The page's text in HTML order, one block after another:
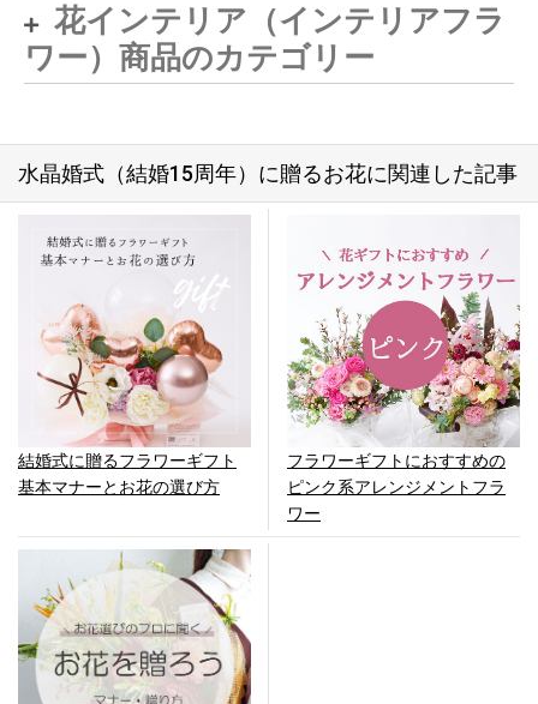
花インテリア（インテリアフラ
ワー）商品のカテゴリー
水晶婚式（結婚15周年）に贈るお花に関連した記事
結婚式に贈るフラワーギフト
基本マナーとお花の選び方
フラワーギフトにおすすめの
ピンク系アレンジメントフラ
ワー